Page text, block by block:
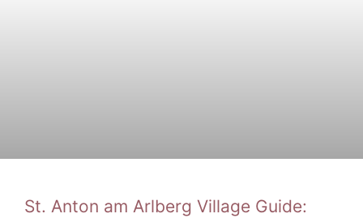
St. Anton am Arlberg Village Guide: